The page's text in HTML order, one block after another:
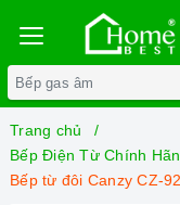
Trang chủ
Bếp Điện Từ Chính
Bếp từ đôi Canzy CZ-